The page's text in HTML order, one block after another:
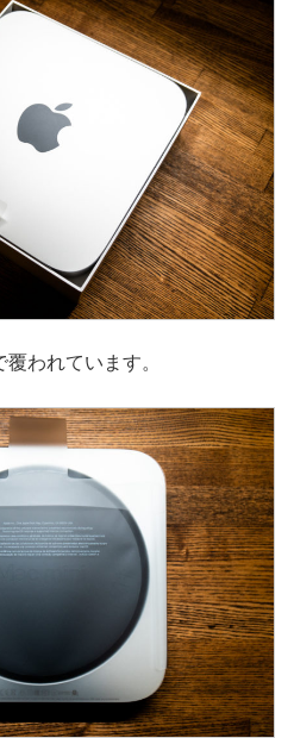
われています。